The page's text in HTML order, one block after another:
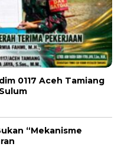
0117 Aceh Tamiang
“Mekanisme